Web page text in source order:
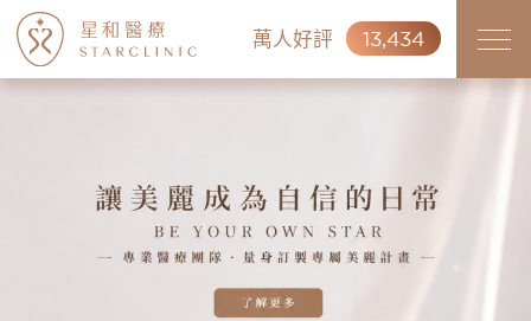
萬人好評 13,434